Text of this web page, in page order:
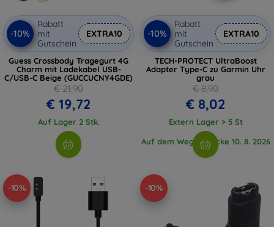
-10%
Rabatt
mit
Gutschein
EXTRA10
Guess Crossbody Tragegurt 4G
Charm mit Ladekabel USB-
C/USB-C Beige (GUCCUCNY4GDE)
€ 21,90
€ 19,72
Auf Lager 2 Stk.
-10%
Rabatt
mit
Gutschein
EXTRA10
TECH-PROTECT UltraBoost
Adapter Type-C zu Garmin Uhr
grau
€ 8,90
€ 8,02
Extern Lager > 5 St
Auf dem Weg 2 Stücke 10. 8. 2026
-10% -10%